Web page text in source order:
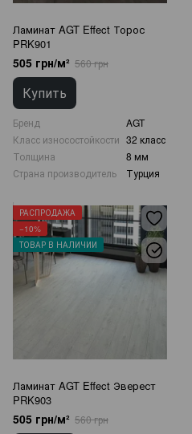
Ламинат AGT Effect Торос
PRK901
505 грн/м² 560 грн
Купить
Бренд
AGT
Класс износостойкости 32 класс
Толщина
8 мм
Страна производитель
Турция
РАСПРОДАЖА
−10%
ТОВАР В НАЛИЧИИ
Ламинат AGT Effect Эверест
PRK903
505 грн/м² 560 грн